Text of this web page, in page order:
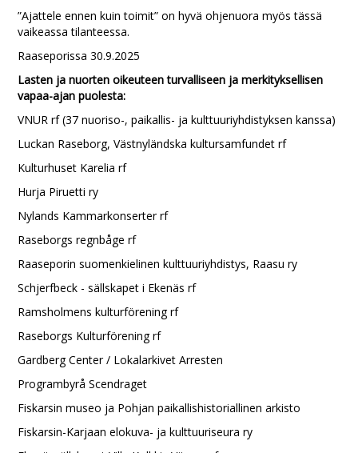
”Ajattele ennen kuin toimit” on hyvä ohjenuora myös tässä
vaikeassa tilanteessa.
Raaseporissa 30.9.2025
Lasten ja nuorten oikeuteen turvalliseen ja merkityksellisen
vapaa-ajan puolesta:
VNUR rf (37 nuoriso-, paikallis- ja kulttuuriyhdistyksen kanssa)
Luckan Raseborg, Västnyländska kultursamfundet rf
Kulturhuset Karelia rf
Hurja Piruetti ry
Nylands Kammarkonserter rf
Raseborgs regnbåge rf
Raaseporin suomenkielinen kulttuuriyhdistys, Raasu ry
Schjerfbeck - sällskapet i Ekenäs rf
Ramsholmens kulturförening rf
Raseborgs Kulturförening rf
Gardberg Center / Lokalarkivet Arresten
Programbyrå Scendraget
Fiskarsin museo ja Pohjan paikallishistoriallinen arkisto
Fiskarsin-Karjaan elokuva- ja kulttuuriseura ry